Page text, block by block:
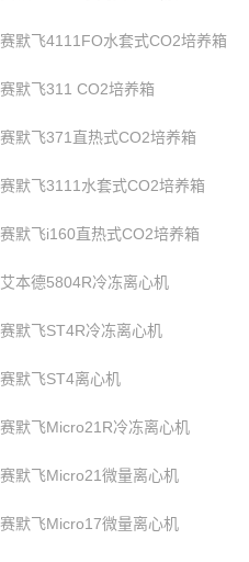
赛默飞4111FO水套式CO2培养箱
赛默飞311 CO2培养箱
赛默飞371直热式CO2培养箱
赛默飞3111水套式CO2培养箱
赛默飞i160直热式CO2培养箱
艾本德5804R冷冻离心机
赛默飞ST4R冷冻离心机
赛默飞ST4离心机
赛默飞Micro21R冷冻离心机
赛默飞Micro21微量离心机
赛默飞Micro17微量离心机